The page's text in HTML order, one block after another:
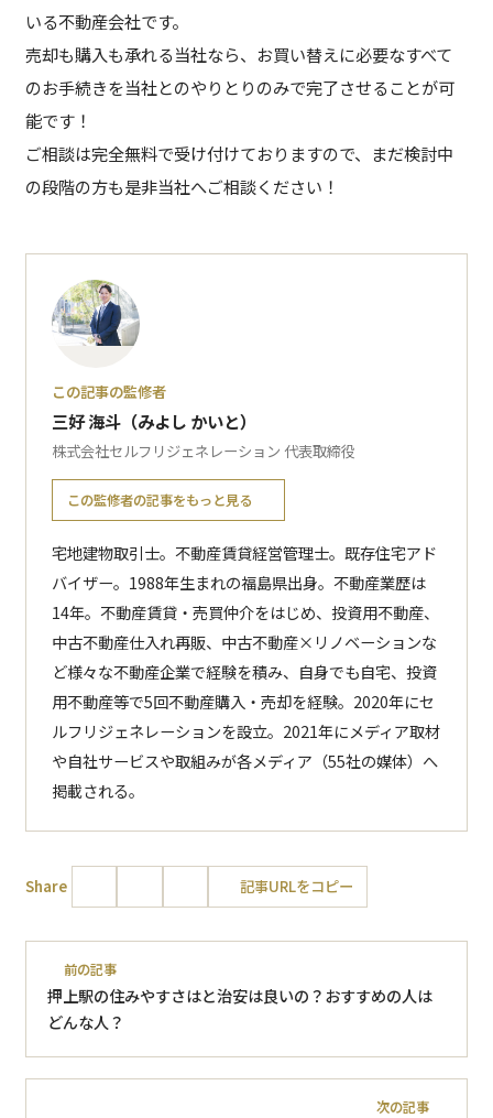
いる不動産会社です。
売却も購入も承れる当社なら、お買い替えに必要なすべて
のお手続きを当社とのやりとりのみで完了させることが可
能です！
ご相談は完全無料で受け付けておりますので、まだ検討中
の段階の方も是非当社へご相談ください！
この記事の監修者
三好 海斗（みよし かいと）
株式会社セルフリジェネレーション 代表取締役
この監修者の記事をもっと見る
宅地建物取引士。不動産賃貸経営管理士。既存住宅アド
バイザー。1988年生まれの福島県出身。不動産業歴は
14年。不動産賃貸・売買仲介をはじめ、投資用不動産、
中古不動産仕入れ再販、中古不動産×リノベーションな
ど様々な不動産企業で経験を積み、自身でも自宅、投資
用不動産等で5回不動産購入・売却を経験。2020年にセ
ルフリジェネレーションを設立。2021年にメディア取材
や自社サービスや取組みが各メディア（55社の媒体）へ
掲載される。
Share 記事URLをコピー
前の記事
押上駅の住みやすさはと治安は良いの？おすすめの人は
どんな人？
次の記事